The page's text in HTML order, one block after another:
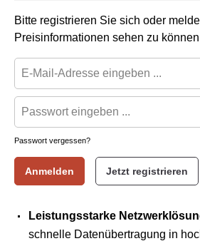
Bitte registrieren Sie sich oder
Preisinformationen sehen zu
Passwort vergessen?
Anmelden Jetzt registrieren
Leistungsstarke
schnelle Datenübertragung in